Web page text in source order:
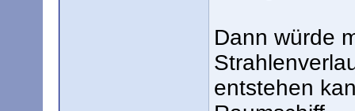
Dann würde
entstehen